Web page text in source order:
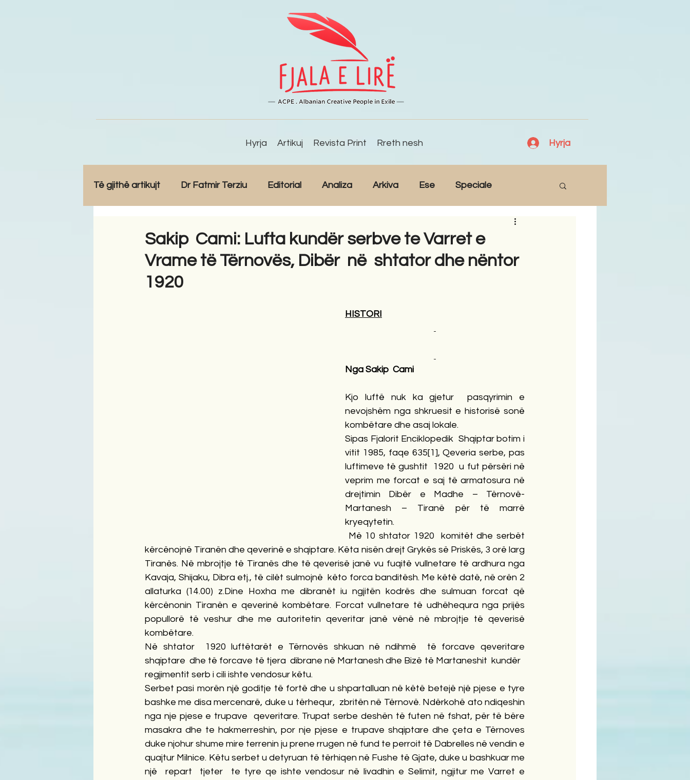
Hyrja Artikuj Revista Print Rreth nesh Hyrja
Të gjithë artikujt Dr Fatmir Terziu Editorial Analiza Arkiva Ese Speciale
Antologji Poezi Tregime Novela Romane English Përkthime
Sakip Cami: Lufta kundër serbve te Varret e
Vrame të Tërnovës, Dibër në shtator dhe nëntor
1920
HISTORI
Nga Sakip  Cami
Kjo luftë nuk ka gjetur  pasqyrimin e
nevojshëm nga shkruesit e historisë sonë
kombëtare dhe asaj lokale.
Sipas Fjalorit Enciklopedik  Shqiptar botim i
vitit 1985, faqe 635[1], Qeveria serbe, pas
luftimeve të gushtit  1920  u fut përsëri në
veprim me forcat e saj të armatosura në
drejtimin Dibër e Madhe – Tërnovë-
Martanesh – Tiranë për të marrë
kryeqytetin.
Më 10 shtator 1920  komitët dhe serbët
kërcënojnë Tiranën dhe qeverinë e shqiptare. Këta nisën drejt Grykës së Priskës, 3 orë larg
Tiranës. Në mbrojtje të Tiranës dhe të qeverisë janë vu fuqitë vullnetare të ardhura nga
Kavaja, Shijaku, Dibra etj., të cilët sulmojnë  këto forca banditësh. Me këtë datë, në orën 2
allaturka (14.00) z.Dine Hoxha me dibranët iu ngjitën kodrës dhe sulmuan forcat që
kërcënonin Tiranën e qeverinë kombëtare. Forcat vullnetare të udhëhequra nga prijës
popullorë të veshur dhe me autoritetin qeveritar janë vënë në mbrojtje të qeverisë
kombëtare.
Në shtator  1920 luftëtarët e Tërnovës shkuan në ndihmë  të forcave qeveritare
shqiptare  dhe të forcave të tjera  dibrane në Martanesh dhe Bizë të Martaneshit  kundër
regjimentit serb i cili ishte vendosur këtu.
Serbet pasi morën një goditje të fortë dhe u shpartalluan në këtë betejë një pjese e tyre
bashke me disa mercenarë, duke u tërhequr,  zbritën në Tërnovë. Ndërkohë ato ndiqeshin
nga nje pjese e trupave  qeveritare. Trupat serbe deshën të futen në fshat, për të bëre
masakra dhe te hakmerreshin, por nje pjese e trupave shqiptare dhe çeta e Tërnoves
duke njohur shume mire terrenin ju prene rrugen në fund te perroit të Dabrelles në vendin e
quajtur Milnice. Këtu serbet u detyruan të tërhiqen në Fushe të Gjate, duke u bashkuar me
një  repart  tjeter  te tyre qe ishte vendosur në livadhin e Selimit, ngjitur me Varret e